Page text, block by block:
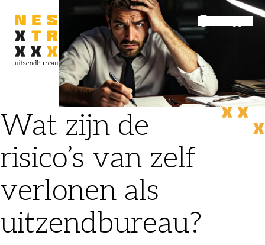
Wat zijn de
risico’s van zelf
verlonen als
uitzendbureau?